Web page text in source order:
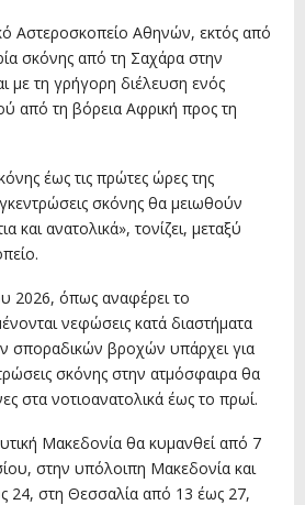
Αστεροσκοπείο Αθηνών, εκτός από
σκόνης από τη Σαχάρα στην
με τη γρήγορη διέλευση ενός
από τη βόρεια Αφρική προς τη
έως τις πρώτες ώρες της
σκόνης θα μειωθούν
και ανατολικά», τονίζει, μεταξύ
2026, όπως αναφέρει το
νεφώσεις κατά διαστήματα
σποραδικών βροχών υπάρχει για
σκόνης στην ατμόσφαιρα θα
στα νοτιοανατολικά έως το πρωί.
Μακεδονία θα κυμανθεί από 7
στην υπόλοιπη Μακεδονία και
24, στη Θεσσαλία από 13 έως 27,